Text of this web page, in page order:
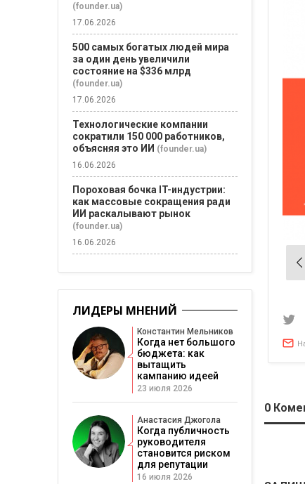
по
0
(founder.ua)
17.06.2026
500 самых богатых людей мира
за один день увеличили
состояние на $336 млрд
(founder.ua)
17.06.2026
Технологические компании
сократили 150 000 работников,
объясняя это ИИ (founder.ua)
16.06.2026
Пороховая бочка IT-индустрии:
как массовые сокращения ради
ИИ раскалывают рынок
(founder.ua)
16.06.2026
ЛИДЕРЫ МНЕНИЙ
Константин Мельников
Когда нет большого
бюджета: как
вытащить
кампанию идеей
23 июля 2026
Анастасия Джогола
Когда публичность
руководителя
становится риском
для репутации
16 июля 2026